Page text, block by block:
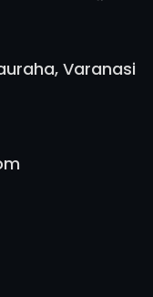
Varanasi